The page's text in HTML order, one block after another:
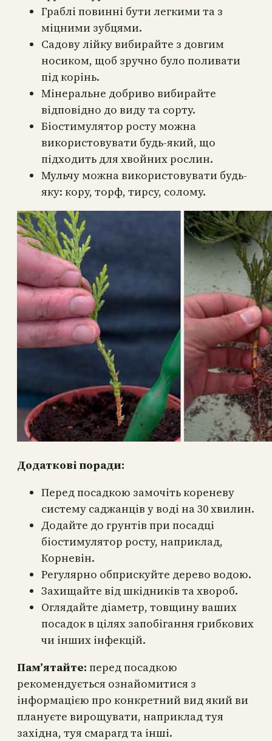
Граблі повинні бути легкими та з
міцними зубцями.
Садову лійку вибирайте з довгим
носиком, щоб зручно було поливати
під корінь.
Мінеральне добриво вибирайте
відповідно до виду та сорту.
Біостимулятор росту можна
використовувати будь-який, що
підходить для хвойних рослин.
Мульчу можна використовувати будь-
яку: кору, торф, тирсу, солому.
Додаткові поради:
Перед посадкою замочіть кореневу
систему саджанців у воді на 30 хвилин.
Додайте до грунтів при посадці
біостимулятор росту, наприклад,
Корневін.
Регулярно обприскуйте дерево водою.
Захищайте від шкідників та хвороб.
Оглядайте діаметр, товщину ваших
посадок в цілях запобігання грибкових
чи інших інфекцій.
Пам’ятайте: перед посадкою
рекомендується ознайомитися з
інформацією про конкретний вид який ви
плануєте вирощувати, наприклад туя
західна, туя смарагд та інші.